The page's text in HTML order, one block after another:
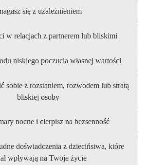
się z uzależnieniem
w relacjach z partnerem lub bliskimi
niskiego poczucia własnej wartości
sobie z rozstaniem, rozwodem lub stratą
bliskiej osoby
nocne i cierpisz na bezsenność
doświadczenia z dzieciństwa, które
wpływają na Twoje życie